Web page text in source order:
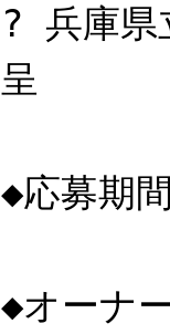
? 兵庫県
◆応募期
◆オーナ